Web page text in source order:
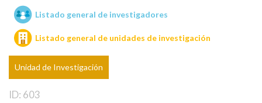
Unidades de investigación
Listado general de investigadores
Listado general de unidades de investigación
Unidad de Investigación
ID: 603